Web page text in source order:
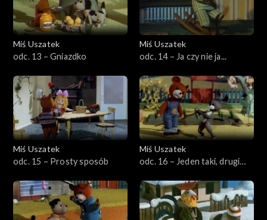
Miś Uszatek
odc. 13 – Gniazdko
Miś Uszatek
odc. 14 – Ja czy nie ja...
Miś Uszatek
odc. 15 – Prosty sposób
Miś Uszatek
odc. 16 – Jeden taki, drugi